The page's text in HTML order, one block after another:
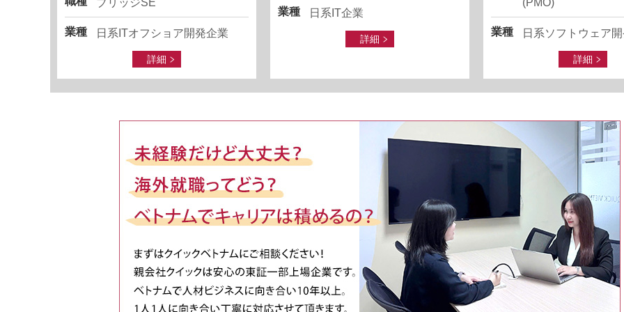
ブリッジSE
業種 日系ITオフショア開発企業
詳細
業種 日系IT企業
詳細
(PMO)
業種 日系ソフトウェア
詳細